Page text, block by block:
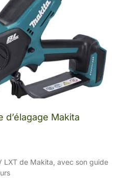
Makita
LXT de Makita, avec son guide